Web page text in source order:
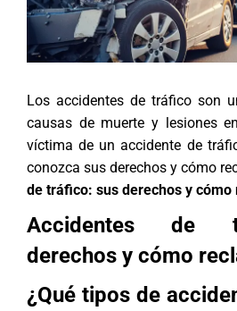
Los accidentes de tráfico son
causas de muerte y lesiones
víctima de un accidente de
conozca sus derechos y cómo
de tráfico: sus derechos y cómo
Accidentes de
derechos y cómo
¿Qué tipos de